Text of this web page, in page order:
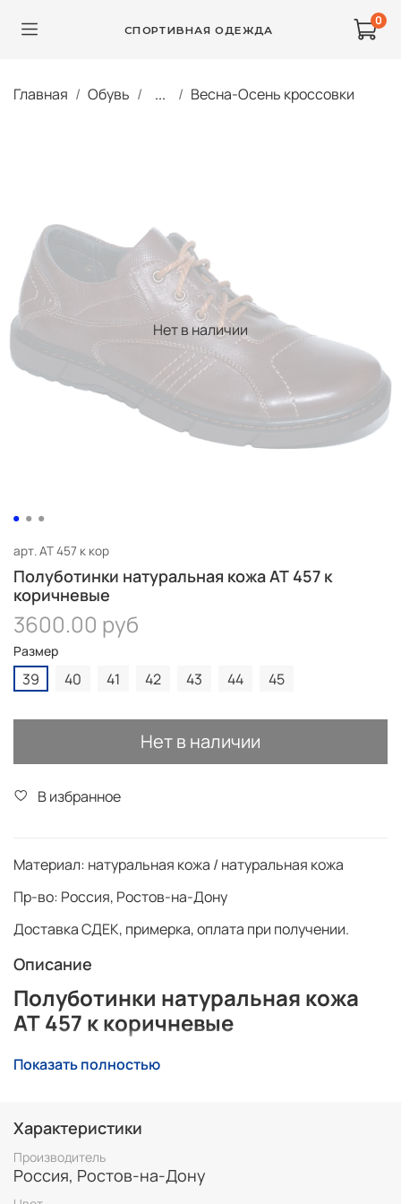
СПОРТИВНАЯ ОДЕЖДА
0
Главная Обувь ... Весна-Осень кроссовки
Нет в наличии
арт.AT 457 к кор
Полуботинки натуральная кожа AT 457 к
коричневые
3600.00 руб
Размер
39 40 41 42 43 44 45
Нет в наличии
В избранное
Материал: натуральная кожа / натуральная кожа
Пр-во: Россия, Ростов-на-Дону
Доставка СДЕК, примерка, оплата при получении.
Описание
Полуботинки натуральная кожа
AT 457 к коричневые
Универсальные модели из натуральной кожи
прекрасно подходят практически для любой погоды.
Есть достойные модели как на каждый день, так и на
выход.
Показать полностью
Характеристики
Производитель
Россия, Ростов-на-Дону